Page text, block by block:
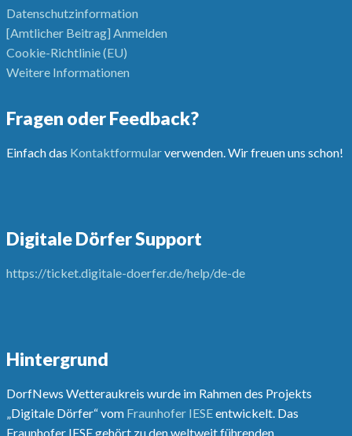
Datenschutzinformation
[Amtlicher Beitrag] Anmelden
Cookie-Richtlinie (EU)
Weitere Informationen
Fragen oder Feedback?
Einfach das Kontaktformularverwenden. Wir freuen uns schon!
Digitale Dörfer Support
https://ticket.digitale-doerfer.de/help/de-de
Hintergrund
DorfNews Wetteraukreis wurde im Rahmen des Projekts
„Digitale Dörfer“ vom Fraunhofer IESEentwickelt. Das
Fraunhofer IESE gehört zu den weltweit führenden